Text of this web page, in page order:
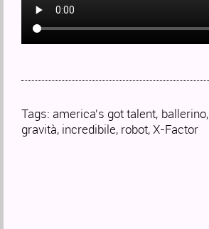
Tags:america's got talent, ballerino,
gravità, incredibile, robot,X-Factor